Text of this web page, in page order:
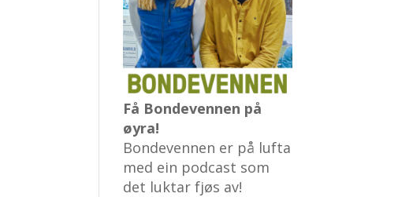
Få Bondevennen på
øyra!
Bondevennen er på lufta
med ein podcast som
det luktar fjøs av!